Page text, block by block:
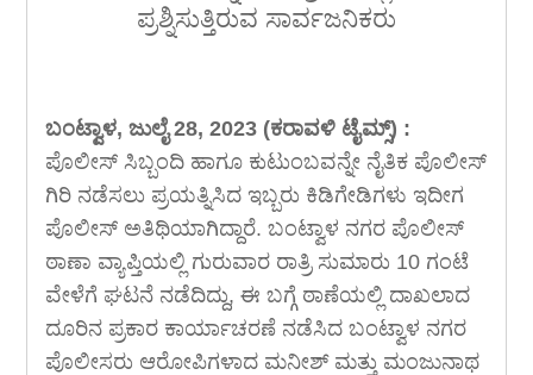
ಪ್ರಶ್ನಿಸುತ್ತಿರುವ ಸಾರ್ವಜನಿಕರು
ಬಂಟ್ವಾಳ, ಜುಲೈ 28, 2023 (ಕರಾವಳಿ ಟೈಮ್ಸ್) :
ಪೊಲೀಸ್ ಸಿಬ್ಬಂದಿ ಹಾಗೂ ಕುಟುಂಬವನ್ನೇ ನೈತಿಕ ಪೊಲೀಸ್
ಗಿರಿ ನಡೆಸಲು ಪ್ರಯತ್ನಿಸಿದ ಇಬ್ಬರು ಕಿಡಿಗೇಡಿಗಳು ಇದೀಗ
ಪೊಲೀಸ್ ಅತಿಥಿಯಾಗಿದ್ದಾರೆ. ಬಂಟ್ವಾಳ ನಗರ ಪೊಲೀಸ್
ಠಾಣಾ ವ್ಯಾಪ್ತಿಯಲ್ಲಿ ಗುರುವಾರ ರಾತ್ರಿ ಸುಮಾರು 10 ಗಂಟೆ
ವೇಳೆಗೆ ಘಟನೆ ನಡೆದಿದ್ದು, ಈ ಬಗ್ಗೆ ಠಾಣೆಯಲ್ಲಿ ದಾಖಲಾದ
ದೂರಿನ ಪ್ರಕಾರ ಕಾರ್ಯಾಚರಣೆ ನಡೆಸಿದ ಬಂಟ್ವಾಳ ನಗರ
ಪೊಲೀಸರು ಆರೋಪಿಗಳಾದ ಮನೀಶ್ ಮತ್ತು ಮಂಜುನಾಥ